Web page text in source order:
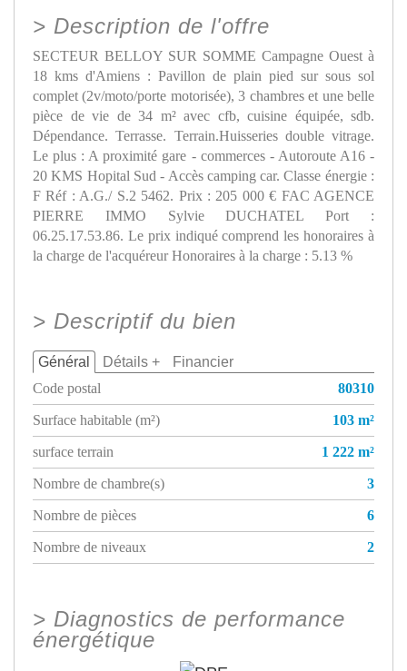
> Description de l'offre
SECTEUR BELLOY SUR SOMME Campagne Ouest à
18 kms d'Amiens : Pavillon de plain pied sur sous sol
complet (2v/moto/porte motorisée), 3 chambres et une belle
pièce de vie de 34 m² avec cfb, cuisine équipée, sdb.
Dépendance. Terrasse. Terrain.Huisseries double vitrage.
Le plus : A proximité gare - commerces - Autoroute A16 -
20 KMS Hopital Sud - Accès camping car. Classe énergie :
F Réf : A.G./ S.2 5462. Prix : 205 000 € FAC AGENCE
PIERRE IMMO Sylvie DUCHATEL Port :
06.25.17.53.86. Le prix indiqué comprend les honoraires à
la charge de l'acquéreur Honoraires à la charge : 5.13 %
> Descriptif du bien
Général Détails + Financier
Code postal
80310
Surface habitable (m²)
103 m²
surface terrain
1 222 m²
Nombre de chambre(s)
3
Nombre de pièces
6
Nombre de niveaux
2
> Diagnostics de performance
énergétique